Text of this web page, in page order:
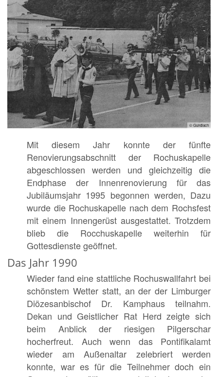
© Gundlach
Mit diesem Jahr konnte der fünfte
Renovierungsabschnitt der Rochuskapelle
abgeschlossen werden und gleichzeitig die
Endphase der Innenrenovierung für das
Jubiläumsjahr 1995 begonnen werden, Dazu
wurde die Rochuskapelle nach dem Rochsfest
mit einem Innengerüst ausgestattet. Trotzdem
blieb die Rocchuskapelle weiterhin für
Gottesdienste geöffnet.
Das Jahr 1990
Wieder fand eine stattliche Rochuswallfahrt bei
schönstem Wetter statt, an der der Limburger
Diözesanbischof Dr. Kamphaus teilnahm.
Dekan und Geistlicher Rat Herd zeigte sich
beim Anblick der riesigen Pilgerschar
hocherfreut. Auch wenn das Pontifikalamt
wieder am Außenaltar zelebriert werden
konnte, war es für die Teilnehmer doch ein